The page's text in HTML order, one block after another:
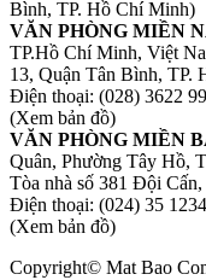
Bình, TP. Hồ Chí Minh)
VĂN PHÒNG MIỀN
TP.Hồ Chí Minh, Việt
13, Quận Tân Bình, TP.
Điện thoại: (028) 3622
(Xem bản đồ)
VĂN PHÒNG MIỀN
Quân, Phường Tây Hồ,
Tòa nhà số 381 Đội
Điện thoại: (024) 35
(Xem bản đồ)
Copyright© Mat Bao